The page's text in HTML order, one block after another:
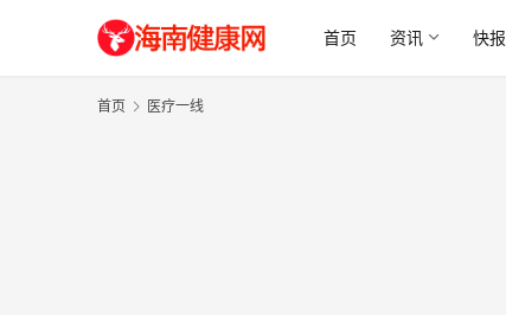
首页 资讯 快报
首页 医疗一线